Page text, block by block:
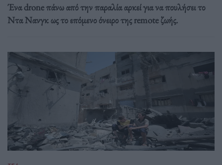
Ένα drone πάνω από την παραλία αρκεί για να πουλήσει το
Ντα Νανγκ ως το επόμενο όνειρο της remote ζωής.